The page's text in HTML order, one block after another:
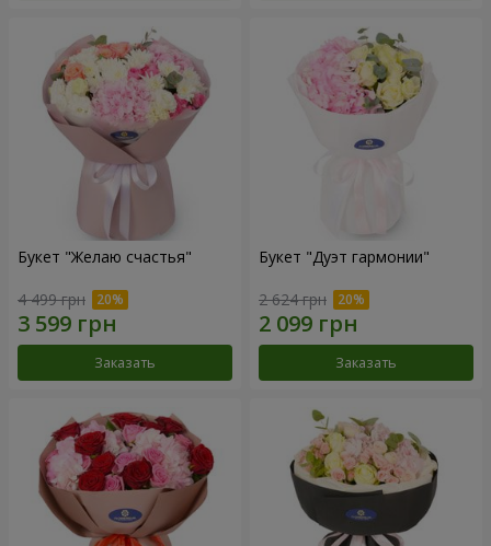
Букет "Желаю счастья"
4 499 грн
Заказать
Букет "Дуэт гармонии"
2 624 грн
Заказать